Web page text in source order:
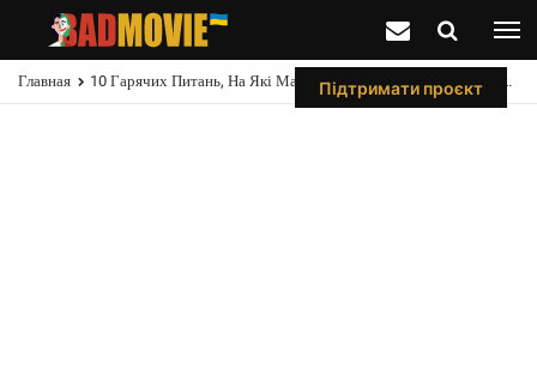
Підтримати проєкт
Главная 10 Гарячих Питань, На Які Має Відповісти Другий Сезон "Фолаута"